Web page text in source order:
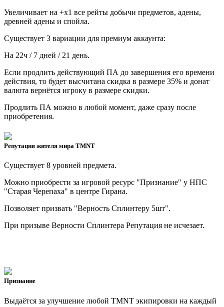
Увеличивает на +x1 все рейты добычи предметов, адены,
древней адены и спойла.
Существует 3 вариации для премиум аккаунта:
На 22ч / 7 дней / 21 день.
Если продлить действующий ПА до завершения его времени
действия, то будет высчитана скидка в размере 35% и донат
валюта вернётся игроку в размере скидки.
Продлить ПА можно в любой момент, даже сразу после
приобретения.
Репутация жителя мира TMNT
Существует 8 уровней предмета.
Можно приобрести за игровой ресурс "Признание" у НПС
"Старая Черепаха" в центре Гирана.
Позволяет призвать "Верность Сплинтеру 5шт".
При призыве Верности Сплинтера Репутация не исчезает.
Признание
Выдаётся за улучшение любой TMNT экипировки на каждый